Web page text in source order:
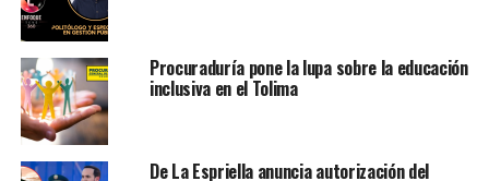
Procuraduría pone la lupa sobre la educación
inclusiva en el Tolima
De La Espriella anuncia autorización del